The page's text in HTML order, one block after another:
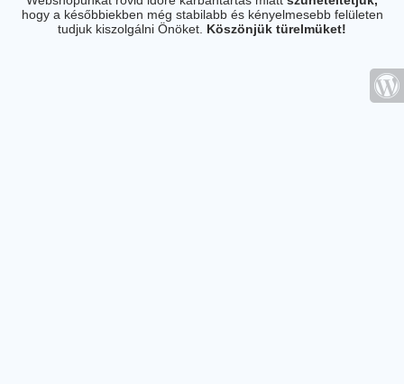
hogy a későbbiekben még stabilabb és kényelmesebb felületen
tudjuk kiszolgálni Önöket. Köszönjük türelmüket!